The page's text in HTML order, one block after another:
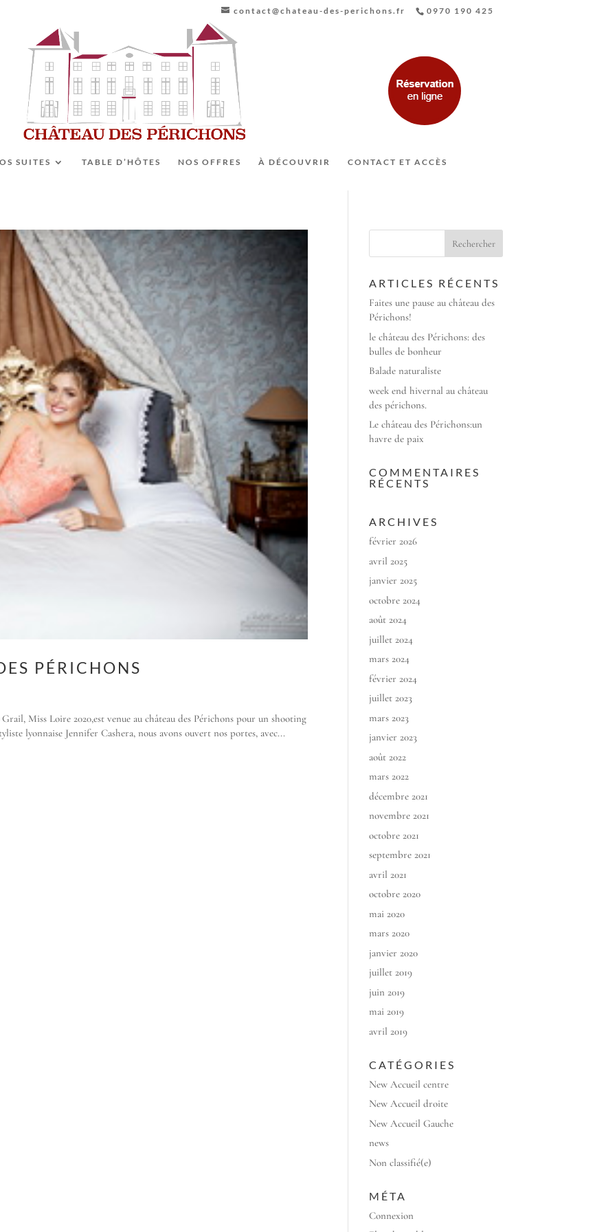
0970 190 425
contact@chateau-des-perichons.fr
SUITES TABLE D’HÔTES NOS OFFRES À DÉCOUVRIR CONTACT ET ACCÈS
PÉRICHONS
Miss Loire 2020,est venue au château des Périchons pour un shooting
lyonnaise Jennifer Cashera, nous avons ouvert nos portes, avec...
ARTICLES RÉCENTS
Faites une pause au château des
Périchons!
le château des Périchons: des
bulles de bonheur
Balade naturaliste
week end hivernal au château
des périchons.
Le château des Périchons:un
havre de paix
COMMENTAIRES
RÉCENTS
ARCHIVES
février 2026
avril 2025
janvier 2025
octobre 2024
août 2024
juillet 2024
mars 2024
février 2024
juillet 2023
mars 2023
janvier 2023
août 2022
mars 2022
décembre 2021
novembre 2021
octobre 2021
septembre 2021
avril 2021
octobre 2020
mai 2020
mars 2020
janvier 2020
juillet 2019
juin 2019
mai 2019
avril 2019
CATÉGORIES
New Accueil centre
New Accueil droite
New Accueil Gauche
news
Non classifié(e)
MÉTA
Connexion